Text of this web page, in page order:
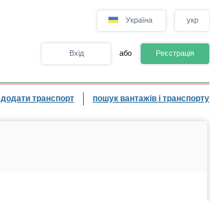
Україна укр
Вхід або Реєстрація
додати транспорт пошук вантажів і транспорту